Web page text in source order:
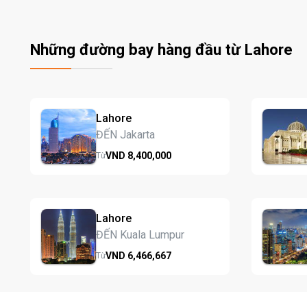
Những đường bay hàng đầu từ Lahore
Lahore
ĐẾN Jakarta
TừVND 8,400,000
Lahore
ĐẾN Kuala Lumpur
TừVND 6,466,667